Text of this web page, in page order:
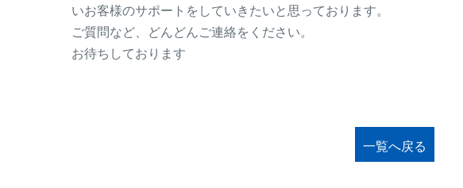
いお客様のサポートをしていきたいと思っております。
ご質問など、どんどんご連絡をください。
お待ちしております
一覧へ戻る